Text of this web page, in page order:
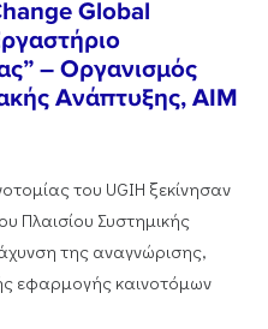
Global
– Οργανισμός
Ανάπτυξης, AIM
του UGIH ξεκίνησαν
Πλαισίου Συστημικής
της αναγνώρισης,
εφαρμογής καινοτόμων